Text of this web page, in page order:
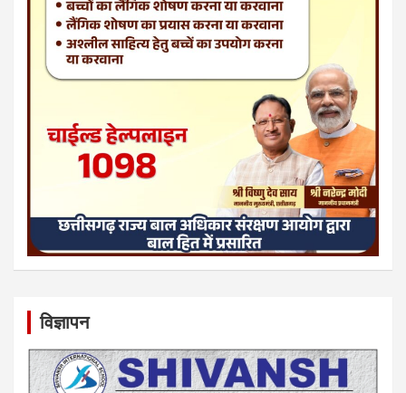
विज्ञापन